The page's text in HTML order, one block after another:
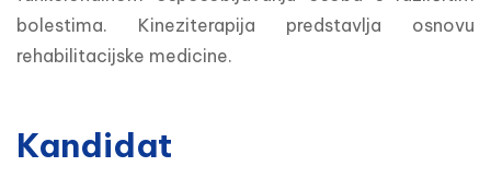
bolestima. Kineziterapija predstavlja osnovu
rehabilitacijske medicine.
Kandidat